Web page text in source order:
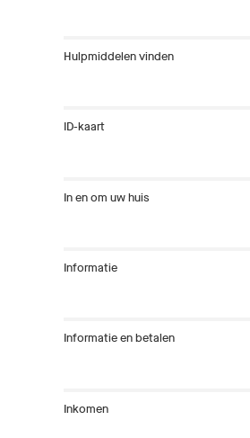
Hulpmiddelen vinden
ID-kaart
In en om uw huis
Informatie
Informatie en betalen
Inkomen